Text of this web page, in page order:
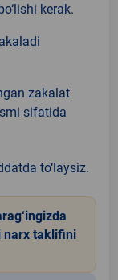
kerak.
zakalat
sifatida
to‘laysiz.
narx taklifini